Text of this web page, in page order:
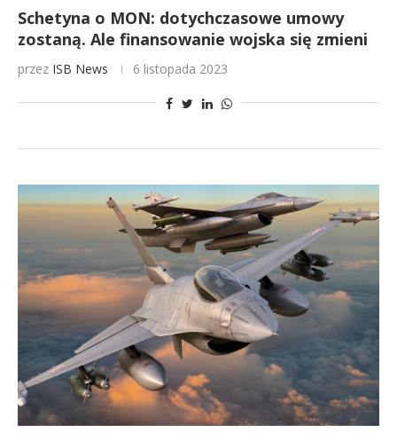
Schetyna o MON: dotychczasowe umowy
zostaną. Ale finansowanie wojska się zmieni
przez ISB News 6 listopada 2023